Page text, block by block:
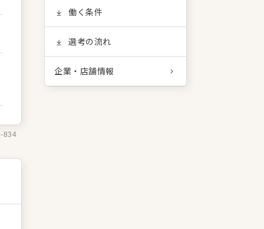
834
働く条件
選考の流れ
企業・店舗情報